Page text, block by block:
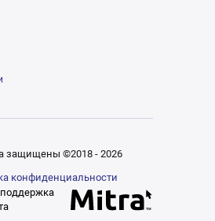
защищены ©2018 - 2026
конфиденциальности